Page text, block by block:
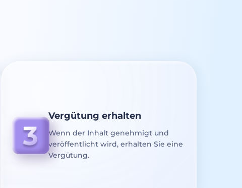
Vergütung erhalten
Wenn der Inhalt genehmigt und
veröffentlicht wird, erhalten Sie eine
Vergütung.